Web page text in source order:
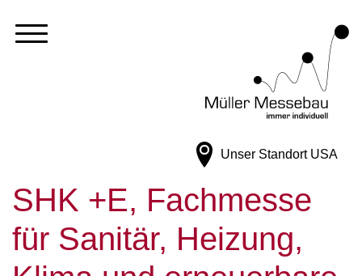
Unser Standort USA
SHK +E, Fachmesse
für Sanitär, Heizung,